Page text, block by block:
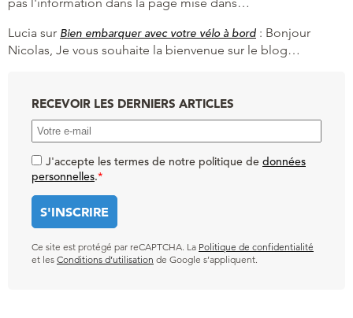
pas l'information dans la page mise dans…
Lucia sur Bien embarquer avec votre vélo à bord : Bonjour
Nicolas, Je vous souhaite la bienvenue sur le blog…
RECEVOIR LES DERNIERS ARTICLES
J'accepte les termes de notre politique de données
personnelles.*
Ce site est protégé par reCAPTCHA. La Politique de confidentialité
et les Conditions d’utilisation de Google s’appliquent.